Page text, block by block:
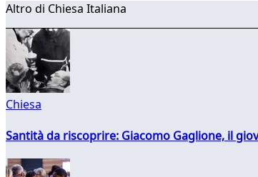
Altro di Chiesa Italiana
Chiesa
Santità da riscoprire: Giacomo Gaglione, il